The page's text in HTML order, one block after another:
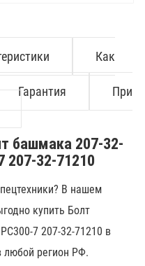
Как
Гарантия
При
башмака 207-32-
207-32-71210
В нашем
купить Болт
7 207-32-71210 в
любой регион РФ.